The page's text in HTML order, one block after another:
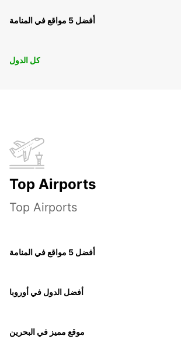
أفضل 5 مواقع في المنامة
كل الدول
Top Airports
Top Airports
أفضل 5 مواقع في المنامة
أفضل الدول في أوروبا
موقع مميز في البحرين